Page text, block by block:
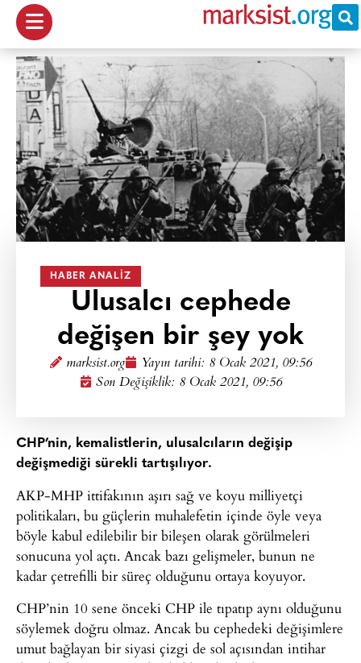
HABER ANALIZ
Ulusalcı cephede
değişen bir şey yok
marksist.org Yayın tarihi: 8 Ocak 2021, 09:56
Son Değişiklik: 8 Ocak 2021, 09:56
CHP’nin, kemalistlerin, ulusalcıların değişip
değişmediği sürekli tartışılıyor.
AKP-MHP ittifakının aşırı sağ ve koyu milliyetçi
politikaları, bu güçlerin muhalefetin içinde öyle veya
böyle kabul edilebilir bir bileşen olarak görülmeleri
sonucuna yol açtı. Ancak bazı gelişmeler, bunun ne
kadar çetrefilli bir süreç olduğunu ortaya koyuyor.
CHP’nin 10 sene önceki CHP ile tıpatıp aynı olduğunu
söylemek doğru olmaz. Ancak bu cephedeki değişimlere
umut bağlayan bir siyasi çizgi de sol açısından intihar